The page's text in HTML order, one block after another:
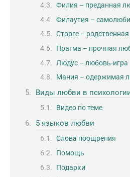
Филия – преданная
Филаутия –
Сторге –
Прагма – прочная
Людус – любовь-игра
Мания – одержимая
Виды любви в
Видео по теме
5 языков любви
Слова поощрения
Помощь
Подарки